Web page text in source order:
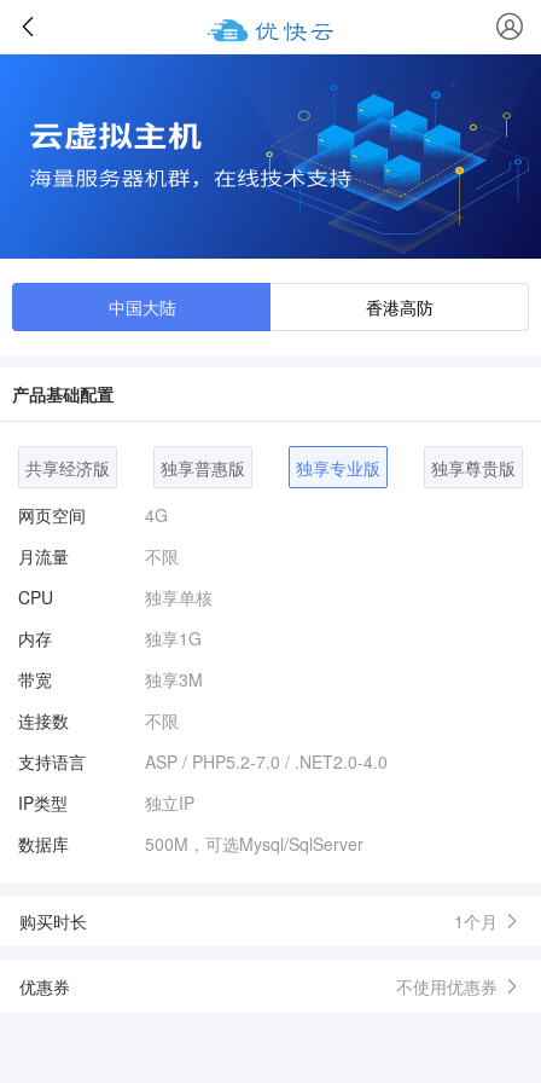
中国大陆 香港高防
产品基础配置
共享经济版 独享普惠版 独享专业版
独享尊贵版
网页空间
4G
月流量
不限
CPU
独享单核
内存
独享1G
带宽
独享3M
连接数
不限
支持语言
ASP / PHP5.2-7.0 / .NET2.0-4.0
IP类型
独立IP
数据库
500M，可选Mysql/SqlServer
购买时长 1个月
优惠券 不使用优惠券